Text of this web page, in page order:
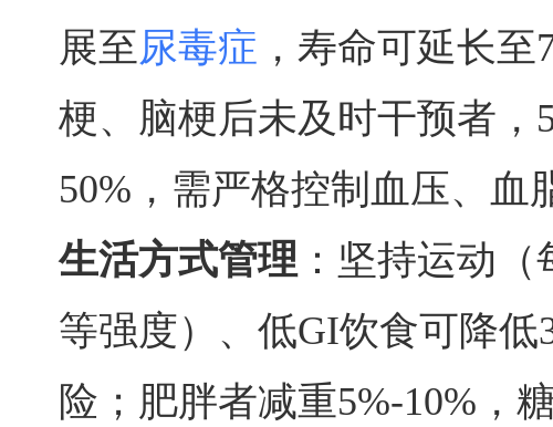
展至尿毒症 ，寿命可延长
梗、脑梗后未及时干预者，
50%，需严格控制血压、血
生活方式管理 ：坚持运动
等强度）、低GI饮食可降低
险；肥胖者减重5%-10%，